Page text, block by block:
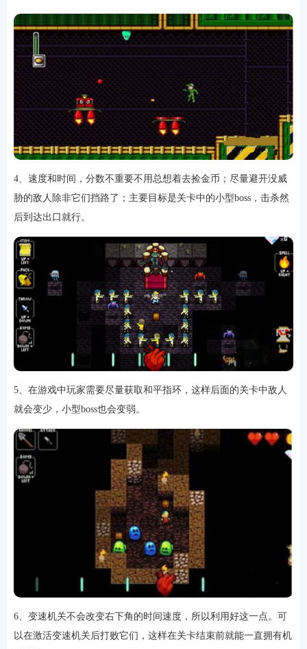
4、速度和时间，分数不重要不用总想着去捡金币；尽量避开没威
胁的敌人除非它们挡路了；主要目标是关卡中的小型boss，击杀然
后到达出口就行。
5、在游戏中玩家需要尽量获取和平指环，这样后面的关卡中敌人
就会变少，小型boss也会变弱。
6、变速机关不会改变右下角的时间速度，所以利用好这一点。可
以在激活变速机关后打败它们，这样在关卡结束前就能一直拥有机